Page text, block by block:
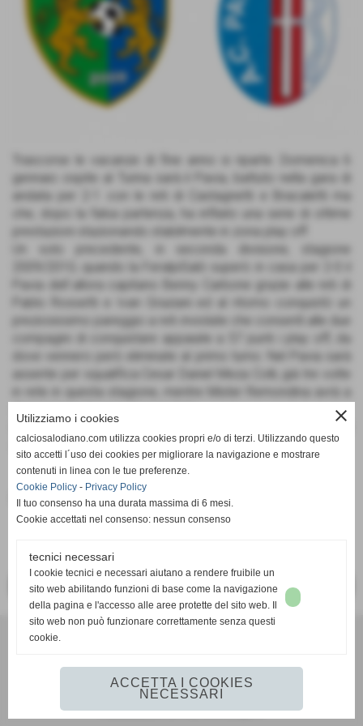
Trascorse le vacanze di fine anno si riparte. Domenica 6
gennaio ospite al Turina sarà il Pavia, battuto nella gara di
andata per 2-1 con le reti di Castagnetti e Bracaletti ma
che, dopo la falsa partenza, ha infilato una serie di ottime
prestazioni stazionando stabilmente in zona play off.
Un solo precedente, in seconda divisione, stagione
2009/2010, quando la FeralpiSalò superò in casa per 2-0 il
Pavia dell´allora capitano Benny Carbone grazie alle reti di
Pablo Rossetti e Ivan Graziani ed al ritorno conquistò un
preziosissimo pareggio a reti inviolate che consentì alle due
compagini di conquistare appaiate a 57 punti i play off, da
dove vennero però eliminate al primo turno. Nel Pavia sarà
assente per squalifica Cesar Daniel Meza Colli, già tre volte
in rete in questa stagione, mentre Mister Remondina avrà a
L´incontro sarà diretto dal Signor Marco Piccinini di Forlì
coadiuvato dai Signori Antonio Pignone e Christian Rossi.
Fonte:Calcio Salodiano
<< PRECEDENTE SUCCESSIVO >>
Realizzazione siti web www.sitoper.it
close
Utilizziamo i cookies
calciosalodiano.com utilizza cookies propri e/o di terzi. Utilizzando questo
sito accetti l´uso dei cookies per migliorare la navigazione e mostrare
contenuti in linea con le tue preferenze.
Cookie Policy - Privacy Policy
Il tuo consenso ha una durata massima di 6 mesi.
Cookie accettati nel consenso: nessun consenso
tecnici necessari
I cookie tecnici e necessari aiutano a rendere fruibile un
sito web abilitando funzioni di base come la navigazione
della pagina e l'accesso alle aree protette del sito web. Il
sito web non può funzionare correttamente senza questi
cookie.
ACCETTA I COOKIES
NECESSARI